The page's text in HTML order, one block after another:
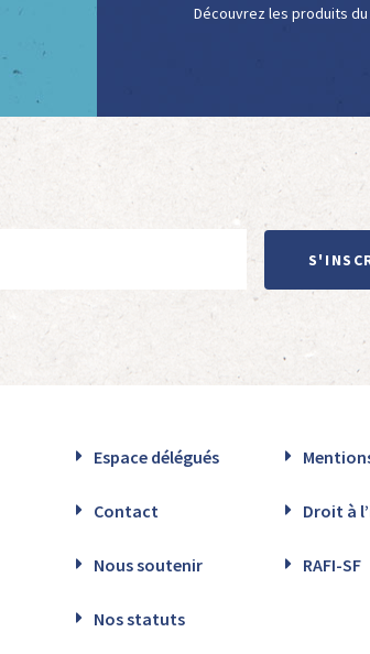
Découvrez les produits du
Espace délégués
Contact Droit à
Nous soutenir RAFI-SF
Nos statuts